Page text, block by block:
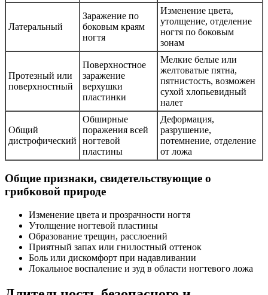
Латеральный
Заражение по
боковым краям
ногтя
Изменение цвета,
утолщение, отделение
ногтя по боковым
зонам
Протезный или
поверхностный
Поверхностное
заражение
верхушки
пластинки
Мелкие белые или
желтоватые пятна,
пятнистость, возможен
сухой хлопьевидный
налет
Общий
дистрофический
Обширные
поражения всей
ногтевой
пластины
Деформация,
разрушение,
потемнение, отделение
от ложа
Общие признаки, свидетельствующие о
грибковой природе
Изменение цвета и прозрачности ногтя
Утолщение ногтевой пластины
Образование трещин, расслоений
Приятный запах или гнилостный оттенок
Боль или дискомфорт при надавливании
Локальное воспаление и зуд в области ногтевого ложа